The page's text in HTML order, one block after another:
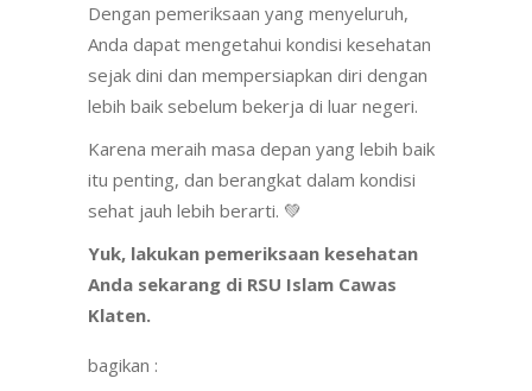
Dengan pemeriksaan yang menyeluruh,
Anda dapat mengetahui kondisi kesehatan
sejak dini dan mempersiapkan diri dengan
lebih baik sebelum bekerja di luar negeri.
Karena meraih masa depan yang lebih baik
itu penting, dan berangkat dalam kondisi
sehat jauh lebih berarti. 💚
Yuk, lakukan pemeriksaan kesehatan
Anda sekarang di RSU Islam Cawas
Klaten.
bagikan :